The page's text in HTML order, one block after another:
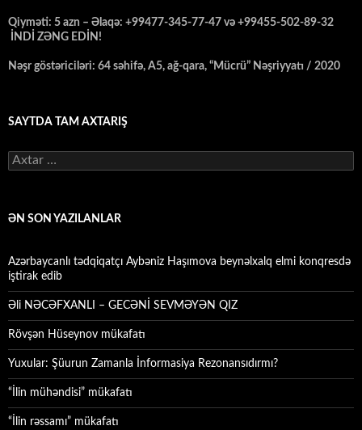
Qiyməti: 5 azn – Əlaqə: +99477-345-77-47 və +99455-502-89-32
İNDİ ZƏNG EDİN!
Nəşr göstəriciləri: 64 səhifə, A5, ağ-qara, “Mücrü” Nəşriyyatı / 2020
SAYTDA TAM AXTARIŞ
Axtarış:
ƏN SON YAZILANLAR
Azərbaycanlı tədqiqatçı Aybəniz Haşımova beynəlxalq elmi konqresdə
iştirak edib
Əli NƏCƏFXANLI – GECƏNİ SEVMƏYƏN QIZ
Rövşən Hüseynov mükafatı
Yuxular: Şüurun Zamanla İnformasiya Rezonansıdırmı?
“İlin mühəndisi” mükafatı
“İlin rəssamı” mükafatı